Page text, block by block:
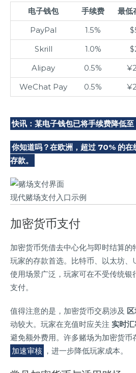
电子钱包 手续费 最低
PayPal
1.5%
Skrill
1.0%
Alipay
0.5%
WeChat Pay
0.5%
快讯：某电子钱包已将手续费降低
你知道吗？在欧洲，超过 70% 的在
存款。
现代赌场支付入口示例
加密货币支付
加密货币凭借去中心化与即时结算
玩家的存款首选。比特币、以太坊
使用场景广泛，玩家可在不受传统银
支付。
值得注意的是，加密货币交易涉及
动较大。玩家在充值时应关注 实时
避免额外费用。许多赌场为加密货币
加速审核 ，进一步降低玩家成本。